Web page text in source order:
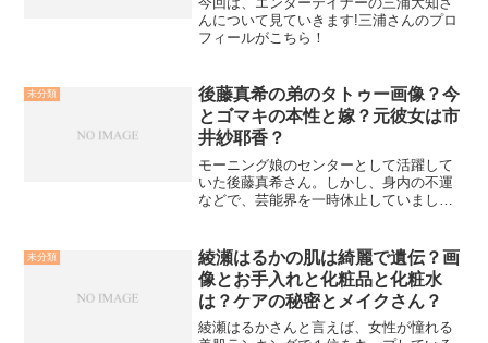
んについて見ていきます!三浦さんのプロ
フィールがこちら！
未分類
後藤真希の弟のタトゥー画像？今
とゴマキの本性と嫁？元彼女は市
井紗耶香？
モーニング娘のセンターとして活躍して
いた後藤真希さん。しかし、身内の不運
などで、芸能界を一時休止していました
りまた、ゴマキの本性？や元彼女が市井
紗耶香とソニン？などなど...
未分類
綾瀬はるかの肌は綺麗で遺伝？画
像とお手入れと化粧品と化粧水
は？ケアの秘密とメイクさん？
綾瀬はるかさんと言えば、女性が憧れる